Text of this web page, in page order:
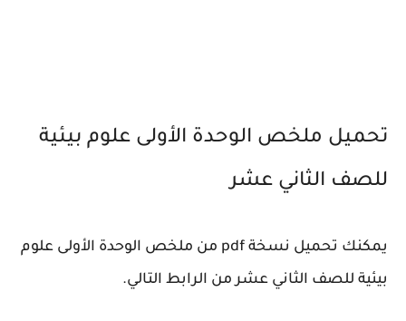
تحميل ملخص الوحدة الأولى علوم بيئية
للصف الثاني عشر
يمكنك تحميل نسخة pdf من ملخص الوحدة الأولى علوم
بيئية للصف الثاني عشر من الرابط التالي.